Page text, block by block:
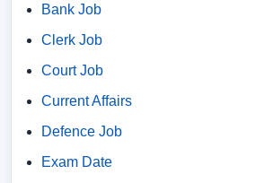
Bank Job
Clerk Job
Court Job
Current Affairs
Defence Job
Exam Date